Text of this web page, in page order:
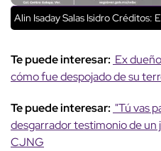
Alin Isaday Salas IsidroCréditos:
Te puede interesar: Ex
cómo fue despojado de su
Te puede interesar: "Tú vas
desgarrador testimonio de un
CJNG